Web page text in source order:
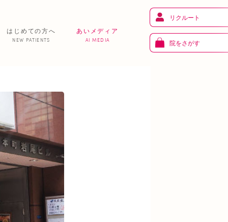
はじめての方へ
NEW PATIENTS
あいメディア
AI MEDIA
トレーニング
お知らせ
あいの課外活動
リクルート
院をさがす